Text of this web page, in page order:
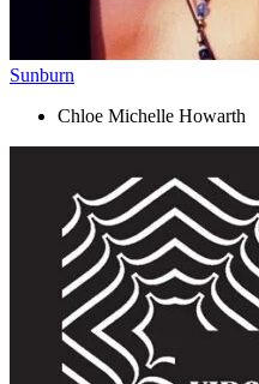
Sunburn
Chloe Michelle Howarth